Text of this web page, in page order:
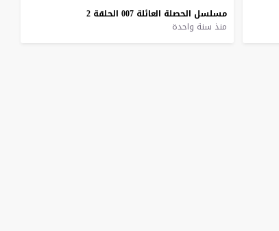
مسلسل الحصلة العائلة 007 الحلقة 2
منذ سنة واحدة